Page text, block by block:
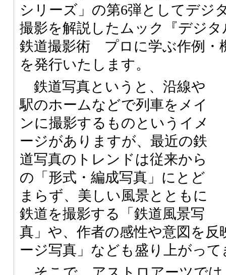
シリーズ」の第6弾としてデジ
撮影を解説したムック『デジ
鉄道撮影術 プロに学ぶ作例・
を発行いたします。
鉄道写真というと、沿線や
駅のホームなどで列車をメイ
ンに撮影するものというイメ
ージがありますが、最近の鉄
道写真のトレンドは従来から
の「形式・編成写真」にとど
まらず、美しい風景とともに
鉄道を撮影する「鉄道風景写
真」や、作者の感性や意図を
ージ写真」なども盛り上がっ